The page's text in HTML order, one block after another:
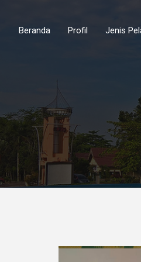
Beranda Profil Jenis